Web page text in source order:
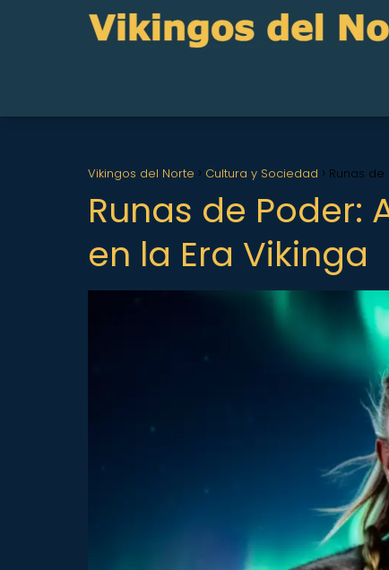
Vikingos del Norte Cultura y Sociedad Runas de
Runas de Poder:
en la Era Vikinga